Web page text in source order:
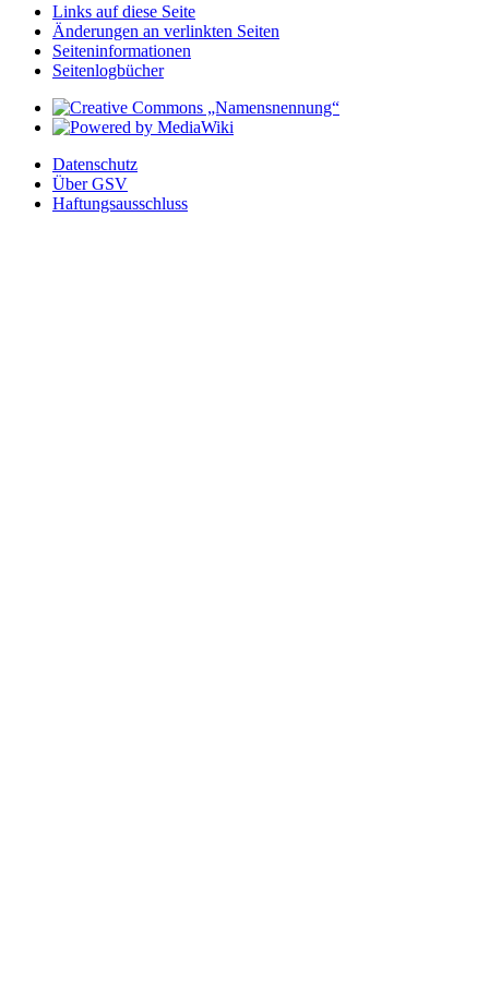
Links auf diese Seite
Änderungen an verlinkten Seiten
Seiten­­informationen
Seitenlogbücher
Datenschutz
Über GSV
Haftungsausschluss